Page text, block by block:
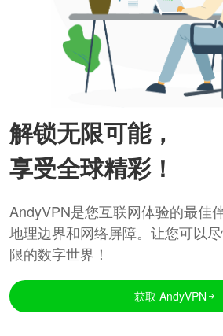
解锁无限可能，
享受全球精彩！
AndyVPN是您互联网体验的最佳
地理边界和网络屏障。让您可以
限的数字世界！
获取 AndyVPN